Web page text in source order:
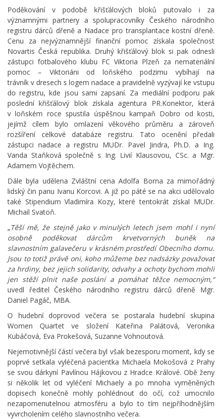
Poděkování v podobě křišťálových bloků putovalo i za
významnými partnery a spolupracovníky Českého národního
registru dárců dřeně a Nadace pro transplantace kostní dřeně.
Cenu za nejvýznamnější finanční pomoc získala společnost
Novartis Česká republika. Druhý křišťálový blok si pak odnesli
zástupci fotbalového klubu FC Viktoria Plzeň za nemateriální
pomoc – Viktoriáni od loňského podzimu vybíhají na
trávník v dresech s logem nadace a pravidelně vyzývají ke vstupu
do registru, kde jsou sami zapsaní. Za mediální podporu pak
poslední křišťálový blok získala agentura PR.Konektor, která
v loňském roce spustila úspěšnou kampaň Dobro od kosti,
jejímž cílem bylo omlazení věkového průměru a zároveň
rozšíření celkové databáze registru. Tato ocenění předali
zástupci nadace a registru MUDr. Pavel Jindra, Ph.D. a Ing.
Vanda Staňková společně s Ing. Livií Klausovou, CSc. a Mgr.
Adamem Vojtěchem.
Dále byla udělena Zvláštní cena Adolfa Borna za mimořádný
lidský čin panu Ivanu Korcovi. A již po páté se na akci udělovalo
také Stipendium Vladimíra Kozy, které tentokrát získal MUDr.
Michail Svatoň.
„Těší mě, že stejně jako v minulých letech jsem mohl i nyní
osobně poděkovat dárcům krvetvorných buněk na
slavnostním galavečeru v krásném prostředí Obecního domu.
Jsou to totiž právě oni, koho můžeme bez nadsázky považovat
za hrdiny, bez jejich solidarity, odvahy a ochoty bychom mohli
jen stěží plnit naše poslání a pomáhat těžce nemocným,“
uvedl ředitel Českého národního registru dárců dřeně Mgr.
Daniel Pagáč, MBA.
O hudební doprovod večera se postarala hudební skupina
Women Quartet ve složení Kateřina Palátová, Veronika
Kubáčová, Eva Prokešová, Suzanne Vohnoutová.
Nejemotivnější částí večera byl však bezesporu moment, kdy se
poprvé setkala vyléčená pacientka Michaela Mokošová z Prahy
se svou dárkyní Pavlínou Hájkovou z Hradce Králové. Obě ženy
si několik let od vyléčení Michaely a po mnoha vyměněných
dopisech konečně mohly pohlédnout do očí, což umocnilo
nezapomenutelnou atmosféru a bylo to tím nejpříhodnějším
vyvrcholením celého slavnostního večera.